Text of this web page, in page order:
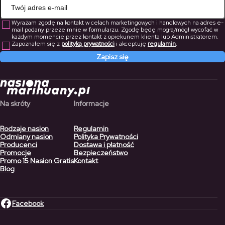
Wyrażam zgodę na kontakt w celach marketingowych i handlowych na adres e-
mail podany przeze mnie w formularzu. Zgodę będę mogła/mógł wycofać w
każdym momencie przez kontakt z opiekunem klienta lub Administratorem.
Zapoznałem się z polityką prywatnościi akceptuję regulamin.
Zapisz się
Na skróty
Rodzaje nasion
Odmiany nasion
Producenci
Promocje
Promo 15 Nasion Gratis
Blog
Informacje
Regulamin
Polityka Prywatności
Dostawa i płatność
Bezpieczeństwo
Kontakt
Facebook